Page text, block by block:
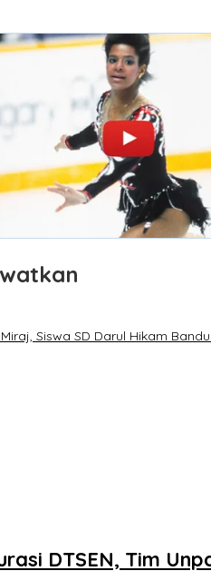
Siswa SD Darul Hikam
DTSEN, Tim